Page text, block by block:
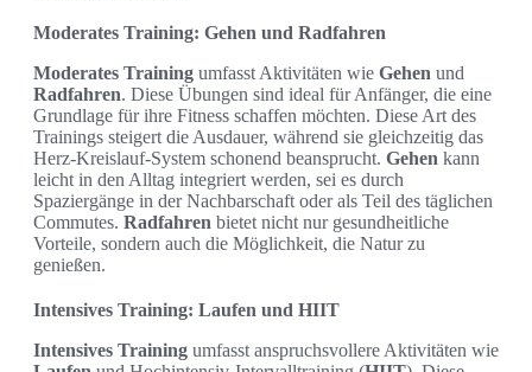
Moderates Training: Gehen und Radfahren
Moderates Training umfasst Aktivitäten wie Gehen und
Radfahren. Diese Übungen sind ideal für Anfänger, die eine
Grundlage für ihre Fitness schaffen möchten. Diese Art des
Trainings steigert die Ausdauer, während sie gleichzeitig das
Herz-Kreislauf-System schonend beansprucht. Gehen kann
leicht in den Alltag integriert werden, sei es durch
Spaziergänge in der Nachbarschaft oder als Teil des täglichen
Commutes. Radfahren bietet nicht nur gesundheitliche
Vorteile, sondern auch die Möglichkeit, die Natur zu
genießen.
Intensives Training: Laufen und HIIT
Intensives Training umfasst anspruchsvollere Aktivitäten wie